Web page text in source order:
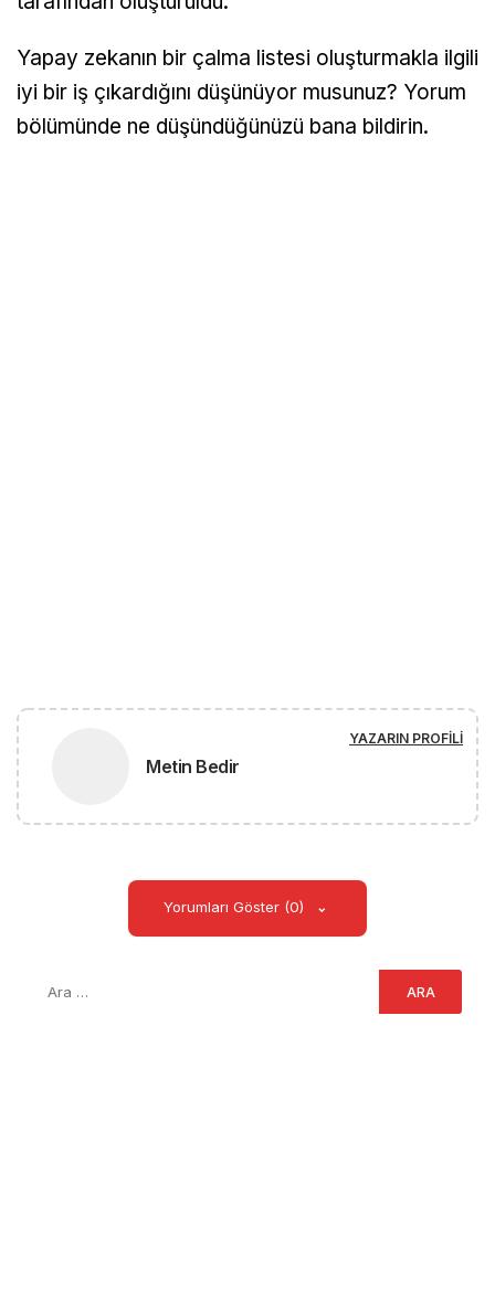
Yapay zekanın bir çalma listesi oluşturmakla ilgili
iyi bir iş çıkardığını düşünüyor musunuz? Yorum
bölümünde ne düşündüğünüzü bana bildirin.
Metin Bedir
YAZARIN PROFILI
Yorumları Göster (0)